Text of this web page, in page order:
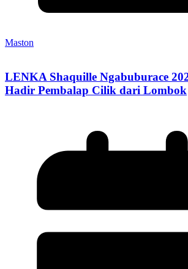
Maston
LENKA Shaquille Ngabuburace
Hadir Pembalap Cilik dari Lombok